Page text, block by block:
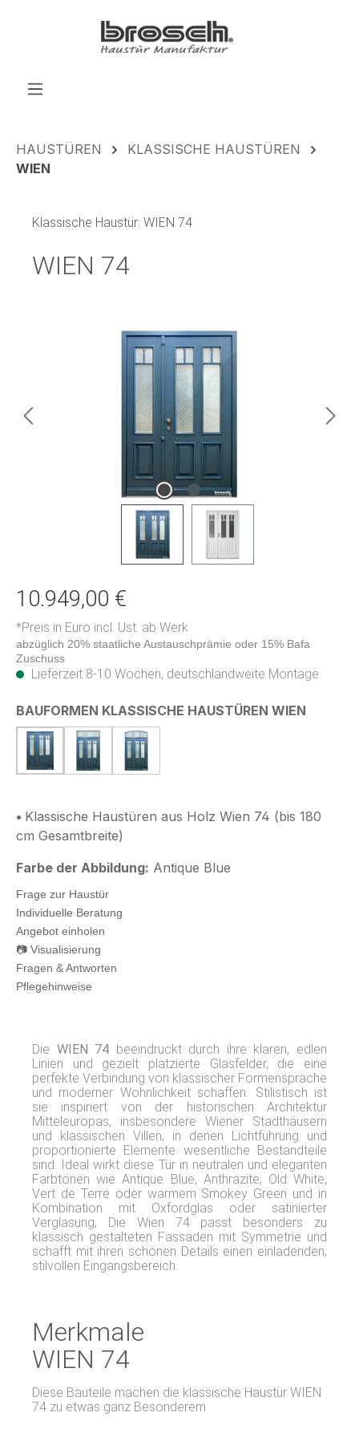
HAUSTÜREN
KLASSISCHE HAUSTÜREN
WIEN
Klassische Haustür: WIEN 74
WIEN 74
Bildergalerie überspringen
10.949,00 €
*Preis in Euro incl. Ust. ab Werk
abzüglich 20% staatliche Austauschprämie oder 15% Bafa
Zuschuss
Lieferzeit 8-10 Wochen, deutschlandweite Montage
BAUFORMEN KLASSISCHE HAUSTÜREN WIEN
1 Klassische Haustür Wien
2 Klassische Haustür Wien mit Oberlicht
3 Klassische Haustür Wien mit
• Klassische Haustüren aus Holz Wien 74 (bis 180
cm Gesamtbreite)
Farbe der Abbildung: Antique Blue
Frage zur Haustür
Individuelle Beratung
Angebot einholen
📷 Visualisierung
Fragen & Antworten
Pflegehinweise
Die WIEN 74 beeindruckt durch ihre klaren, edlen
Linien und gezielt platzierte Glasfelder, die eine
perfekte Verbindung von klassischer Formensprache
und moderner Wohnlichkeit schaffen. Stilistisch ist
sie inspiriert von der historischen Architektur
Mitteleuropas, insbesondere Wiener Stadthäusern
und klassischen Villen, in denen Lichtführung und
proportionierte Elemente wesentliche Bestandteile
sind. Ideal wirkt diese Tür in neutralen und eleganten
Farbtönen wie Antique Blue, Anthrazite, Old White,
Vert de Terre oder warmem Smokey Green und in
Kombination mit Oxfordglas oder satinierter
Verglasung, Die Wien 74 passt besonders zu
klassisch gestalteten Fassaden mit Symmetrie und
schafft mit ihren schönen Details einen einladenden,
stilvollen Eingangsbereich.
Merkmale
WIEN 74
Diese Bauteile machen die klassische Haustür WIEN
74 zu etwas ganz Besonderem